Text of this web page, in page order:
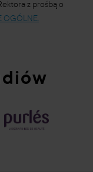
z prośbą o
OGÓLNE.